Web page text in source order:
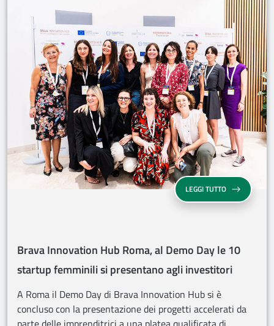
LEGGI TUTTOBRAVA
Brava Innovation Hub Roma, al Demo Day le 10
startup femminili si presentano agli investitori
A Roma il Demo Day di Brava Innovation Hub si è
concluso con la presentazione dei progetti accelerati da